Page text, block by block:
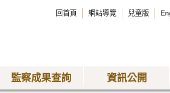
回首頁 網站導覽 兒童版
監察成果查詢 資訊公開